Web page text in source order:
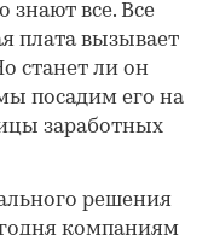
знают все. Все
плата вызывает
станет ли он
посадим его на
заработных
решения
компаниям